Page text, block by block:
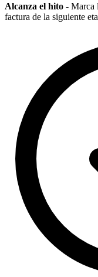
Alcanza el hito - Marca
factura de la siguiente